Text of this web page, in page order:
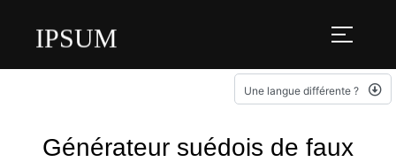
IPSUM
Une langue différente ?
Générateur suédois de faux